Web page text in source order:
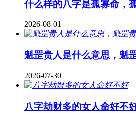
什么样的八字是孤寡命，
2026-08-01
魁罡贵人是什么意思，魁
2026-07-30
八字劫财多的女人命好不